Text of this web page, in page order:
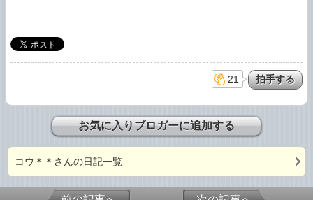
21
お気に入りブロガーに追加する
コウ＊＊さんの日記一覧